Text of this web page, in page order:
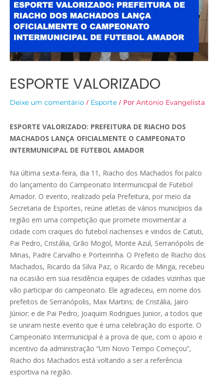
ESPORTE VALORIZADO
Deixe um comentário / Esporte / Por Antonio Evangelista
ESPORTE VALORIZADO: PREFEITURA DE RIACHO DOS
MACHADOS LANÇA OFICIALMENTE O CAMPEONATO
INTERMUNICIPAL DE FUTEBOL AMADOR
Na última sexta-feira, dia 11, Riacho dos Machados foi palco
do lançamento do Campeonato Intermunicipal de Futebol
Amador. O evento, realizado pela Prefeitura, por meio da
Secretaria de Esportes, reúne atletas de vários municípios da
região em uma competição que promete movimentar a
cidade com craques do futebol riachenses e vindos de Catuti,
Pai Pedro, Cristália, Grão Mogol, Monte Azul, Serranópolis de
Minas, Padre Carvalho e Porteirinha. O Prefeito de Riacho dos
Machados, Ricardo da Silva Paz, o Ricardo de Minga, recebeu
na ocasião em sua residência equipes de cidades vizinhas que
vão participar do campeonato. Ele agradeceu, em nome dos
prefeitos de Serranópolis, Max Martins; de Cristália, Jairo
Júnior; e de Pai Pedro, Joaquim Rodrigues Junior, a todos que
se uniram neste evento que é uma celebração do esporte. O
Campeonato Intermunicipal é a prova de que, com o apoio e
incentivo da administração “Um Novo Tempo Começou”,
Riacho dos Machados está voltando a ser a referência
esportiva na região.